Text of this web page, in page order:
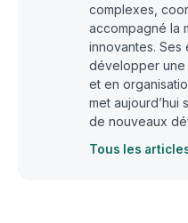
complexes,
accompagné la
innovantes.
développer une
et en
met aujourd’hui
de nouveaux
Tous les